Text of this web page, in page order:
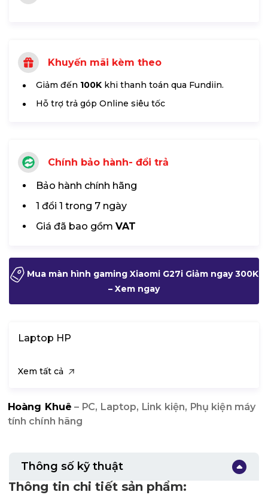
Khuyến mãi kèm theo
Giảm đến 100K khi thanh toán qua Fundiin.
Hỗ trợ trả góp Online siêu tốc
Chính bảo hành- đổi trả
Bảo hành chính hãng
1 đổi 1 trong 7 ngày
Giá đã bao gồm VAT
Mua màn hình gaming Xiaomi G27i Giảm ngay 300K
– Xem ngay
Laptop HP
Xem tất cả
Hoàng Khuê – PC, Laptop, Link kiện, Phụ kiện máy
tính chính hãng
Thông số kỹ thuật
Thông tin chi tiết sản phẩm: